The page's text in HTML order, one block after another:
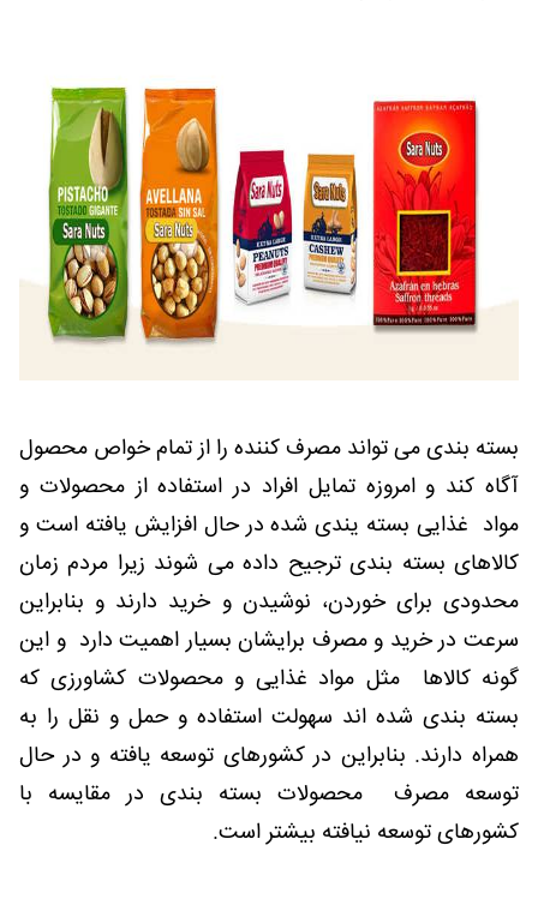
بسته بندی می تواند مصرف کننده را از تمام خواص محصول
آگاه کند و امروزه تمایل افراد در استفاده از محصولات و
مواد غذایی بسته یندی شده در حال افزایش یافته است و
کالاهای بسته بندی ترجیح داده می شوند زیرا مردم زمان
محدودی برای خوردن، نوشیدن و خرید دارند و بنابراین
سرعت در خرید و مصرف برایشان بسیار اهمیت دارد و این
گونه کالاها مثل مواد غذایی و محصولات کشاورزی که
بسته بندی شده اند سهولت استفاده و حمل و نقل را به
همراه دارند. بنابراین در کشورهای توسعه یافته و در حال
توسعه مصرف محصولات بسته بندی در مقایسه با
کشورهای توسعه نیافته بیشتر است.